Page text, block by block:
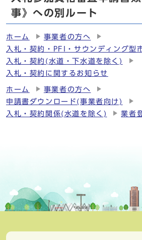
事》への別ルート
ホーム
事業者の方へ
入札・契約・PFI・サウンディング型
入札・契約(水道・下水道を除く)
入札・契約に関するお知らせ
ホーム
事業者の方へ
申請書ダウンロード(事業者向け)
入札・契約関係(水道を除く)
業者